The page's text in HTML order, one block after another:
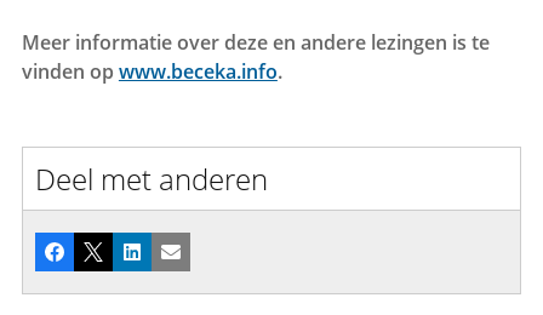
Meer informatie over deze en andere lezingen is te
vinden op www.beceka.info.
Deel met anderen
Facebook
X LinkedInE-mail